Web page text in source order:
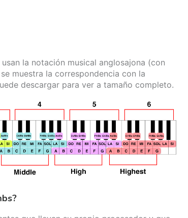
la notación musical anglosajona (con
muestra la correspondencia con la
descargar para ver a tamaño completo.